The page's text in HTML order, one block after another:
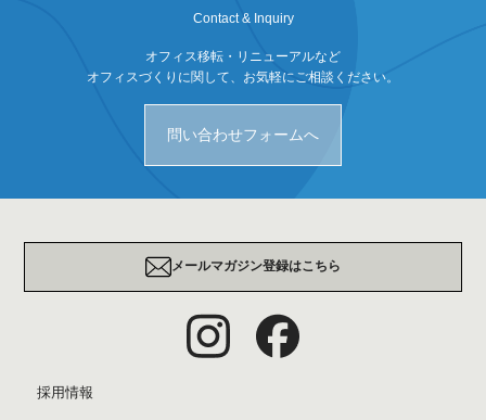
Contact & Inquiry
オフィス移転・リニューアルなど
オフィスづくりに関して、お気軽にご相談ください。
問い合わせフォームへ
メールマガジン登録はこちら
採用情報